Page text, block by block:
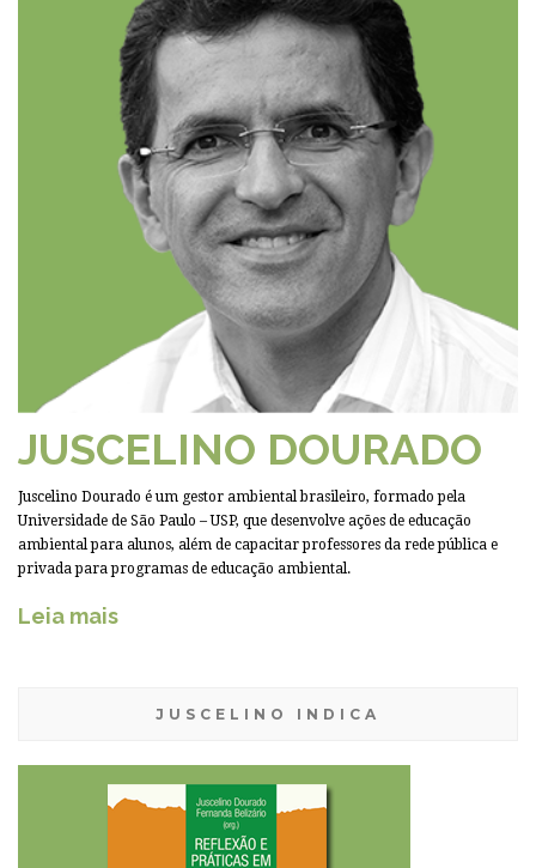
JUSCELINO DOURADO
Juscelino Dourado é um gestor ambiental brasileiro, formado pela
Universidade de São Paulo – USP, que desenvolve ações de educação
ambiental para alunos, além de capacitar professores da rede pública e
privada para programas de educação ambiental.
Leia mais
JUSCELINO INDICA